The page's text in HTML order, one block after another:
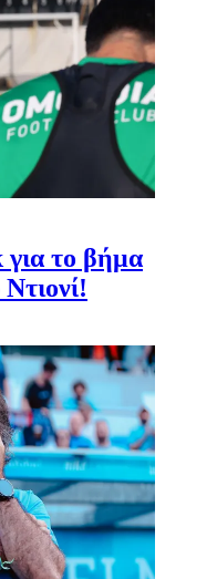
για το βήμα